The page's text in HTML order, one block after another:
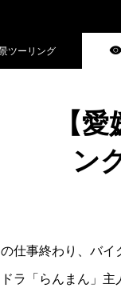
ツーリング
【
ン
仕事終わり、バ
ラ「らんまん」